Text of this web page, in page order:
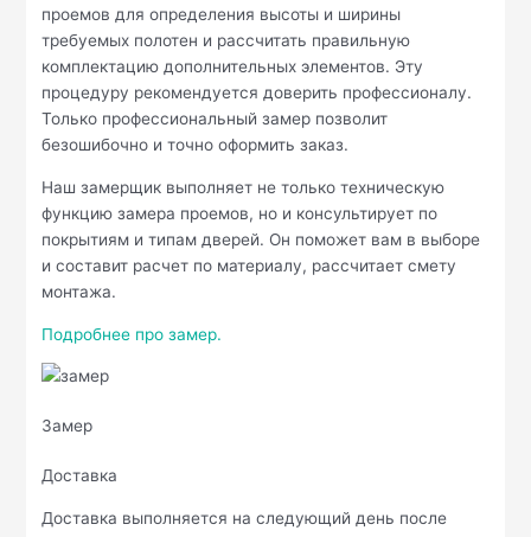
проемов для определения высоты и ширины
требуемых полотен и рассчитать правильную
комплектацию дополнительных элементов. Эту
процедуру рекомендуется доверить профессионалу.
Только профессиональный замер позволит
безошибочно и точно оформить заказ.
Наш замерщик выполняет не только техническую
функцию замера проемов, но и консультирует по
покрытиям и типам дверей. Он поможет вам в выборе
и составит расчет по материалу, рассчитает смету
монтажа.
Подробнее про замер.
Замер
Доставка
Доставка выполняется на следующий день после